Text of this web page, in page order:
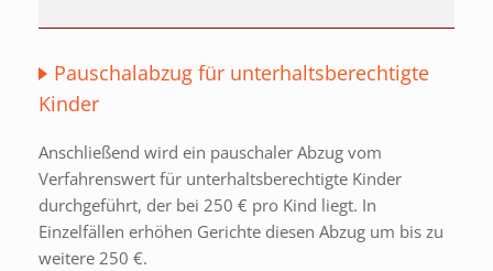
Pauschalabzug für unterhaltsberechtigte
Kinder
Anschließend wird ein pauschaler Abzug vom
Verfahrenswert für unterhaltsberechtigte Kinder
durchgeführt, der bei 250 € pro Kind liegt. In
Einzelfällen erhöhen Gerichte diesen Abzug um bis zu
weitere 250 €.